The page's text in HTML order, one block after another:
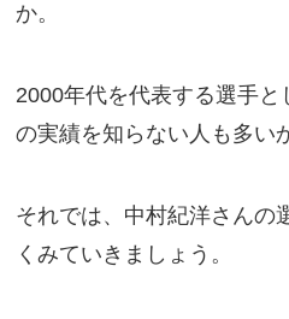
か。
2000年代を代表する選手
の実績を知らない人も多い
それでは、中村紀洋さんの
くみていきましょう。